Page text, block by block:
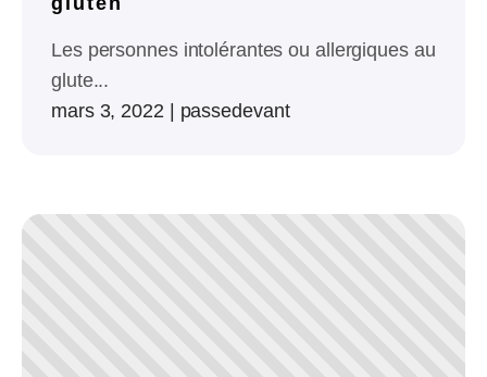
Les personnes intolérantes ou allergiques au
glute...
mars 3, 2022| passedevant